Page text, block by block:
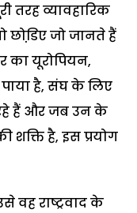
तरह व्यावहारिक
छोडि़ए जो जानते हैं
यूरोपियन,
है, संघ के लिए
हैं और जब उन के
है, इस प्रयोग
वह राष्ट्रवाद के